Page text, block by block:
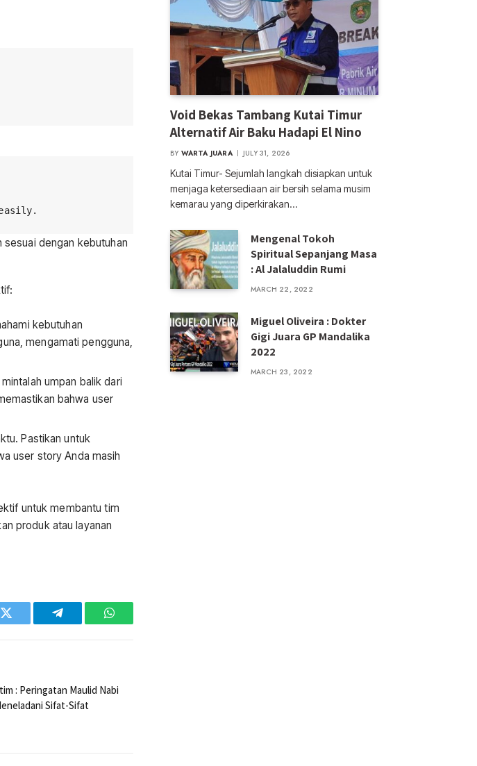
sesuai dengan kebutuhan
kebutuhan
mengamati pengguna,
umpan balik dari
bahwa user
Pastikan untuk
user story Anda masih
untuk membantu tim
produk atau layanan
Twitter Telegram WhatsApp
: Peringatan Maulid Nabi
Sifat-Sifat
Void Bekas Tambang Kutai Timur
Alternatif Air Baku Hadapi El Nino
BY WARTA JUARA JULY 31, 2026
Kutai Timur- Sejumlah langkah disiapkan untuk
menjaga ketersediaan air bersih selama musim
kemarau yang diperkirakan…
Mengenal Tokoh
Spiritual Sepanjang Masa
: Al Jalaluddin Rumi
MARCH 22, 2022
Miguel Oliveira : Dokter
Gigi Juara GP Mandalika
2022
MARCH 23, 2022